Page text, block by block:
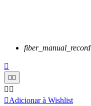
fiber_manual_record

 
 
Adicionar à Wishlist